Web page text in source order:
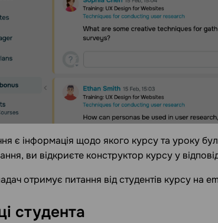
є інформація щодо якого курсу та уроку
ви відкриєте конструктор курсу у
отримує питання від студентів курсу на
студента